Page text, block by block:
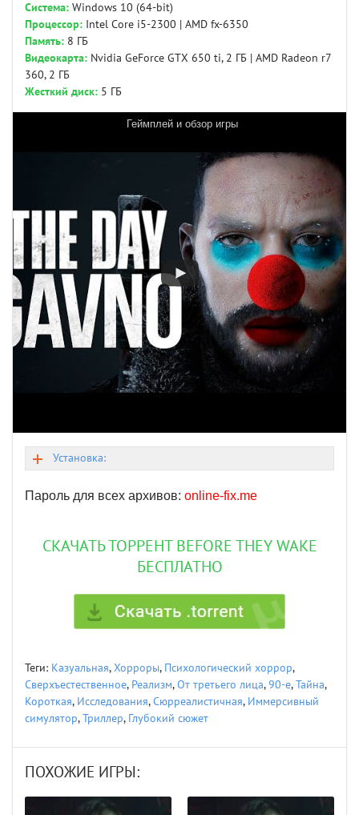
Система: Windows 10 (64-bit)
Процессор: Intel Core i5-2300 | AMD fx-6350
Память: 8 ГБ
Видеокарта: Nvidia GeForce GTX 650 ti, 2 ГБ | AMD Radeon r7
360, 2 ГБ
Жесткий диск: 5 ГБ
Геймплей и обзор игры
Установка:
Пароль для всех архивов: online-fix.me
СКАЧАТЬ ТОРРЕНТ BEFORE THEY WAKE
БЕСПЛАТНО
Теги: Казуальная,Хорроры, Психологический хоррор,
Сверхъестественное, Реализм,От третьего лица,90-е,Тайна,
Короткая, Исследования,Сюрреалистичная, Иммерсивный
симулятор,Триллер, Глубокий сюжет
ПОХОЖИЕ ИГРЫ: